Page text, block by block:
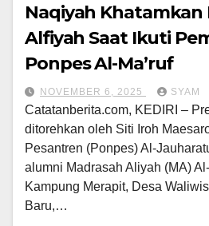
Naqiyah Khatamkan
Alfiyah Saat Ikuti
Ponpes Al-Ma’ruf
NOVEMBER 6, 2025 SYAM
Catatanberita.com, KEDIRI –
ditorehkan oleh Siti Iroh
Pesantren (Ponpes) Al-
alumni Madrasah Aliyah (MA)
Kampung Merapit, Desa
Baru,…